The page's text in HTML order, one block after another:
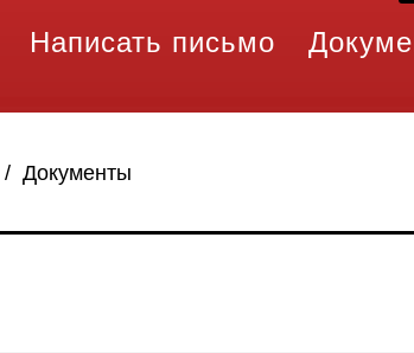
Написать письмо
/ Документы